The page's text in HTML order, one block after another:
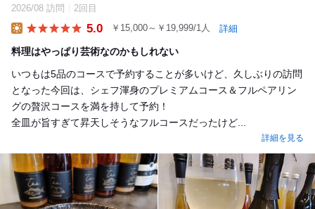
2026/08 訪問 2回目
5.0 ￥15,000～￥19,999/1人 詳細
料理はやっぱり芸術なのかもしれない
いつもは5品のコースで予約することが多いけど、久しぶりの訪問
となった今回は、シェフ渾身のプレミアムコース＆フルペアリン
グの贅沢コースを満を持して予約！
全皿が旨すぎて昇天しそうなフルコースだったけど...
詳細を見る